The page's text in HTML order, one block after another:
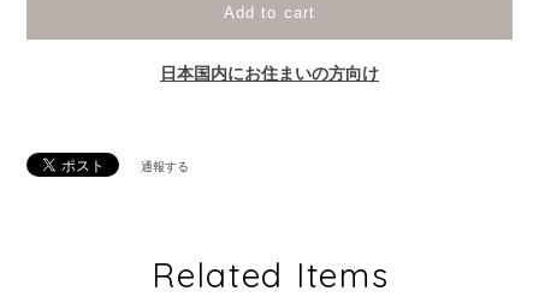
Add to cart
日本国内にお住まいの方向け
通報する
Related Items